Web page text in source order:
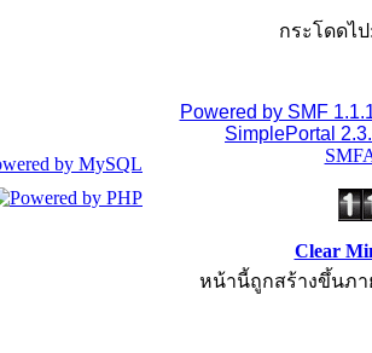
กระโดดไป
Powered by SMF
SimplePortal
Clear
หน้านี้ถูกสร้างขึ้นภา